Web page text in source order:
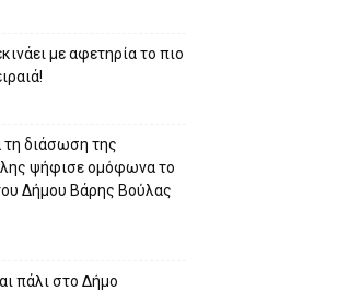
με αφετηρία το πιο
τη διάσωση της
ψήφισε ομόφωνα το
Δήμου Βάρης Βούλας
πάλι στο Δήμο